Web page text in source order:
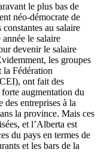
le plus bas de
néo-démocrate de
au salaire
le salaire
devenir le salaire
les groupes
la Fédération
ont fait des
augmentation du
entreprises à la
la province. Mais ces
et l’Alberta est
du pays en termes de
et les bars de la